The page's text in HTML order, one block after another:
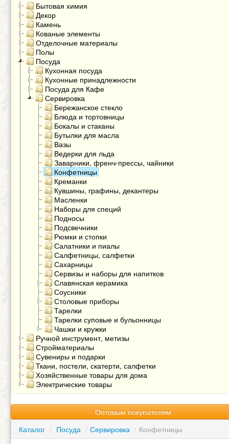
Бытовая химия
Декор
Камень
Кованые элементы
Отделочные материалы
Полы
Посуда
Кухонная посуда
Кухонные принадлежности
Посуда для Кафе
Сервировка
Бережанское стекло
Блюда и тортовницы
Бокалы и стаканы
Бутылки для масла
Вазы
Ведерки для льда
Заварники, френч-прессы, чайники
Конфетницы
Креманки
Кувшины, графины, декантеры
Масленки
Наборы для специй
Подносы
Подсвечники
Рюмки и стопки
Салатники и пиалы
Салфетницы, салфетки
Сахарницы
Сервизы и наборы для напитков
Славянская керамика
Соусники
Столовые приборы
Тарелки
Тарелки суповые и бульонницы
Чашки и кружки
Ручной инструмент, метизы
Стройматериалы
Сувениры и подарки
Ткани, постели, скатерти, салфетки
Хозяйственные товары для дома
Электрические товары
Оптовым покупателям
Каталог / Посуда / Сервировка / Конфетницы